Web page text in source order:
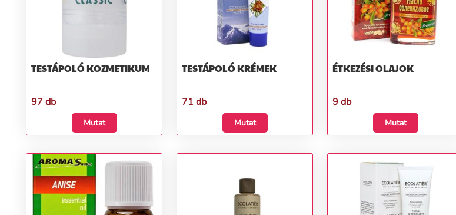
TESTÁPOLÓ KOZMETIKUM
97 db
Mutat
TESTÁPOLÓ KRÉMEK
71 db
Mutat
ÉTKEZÉSI OLAJOK
9 db
Mutat